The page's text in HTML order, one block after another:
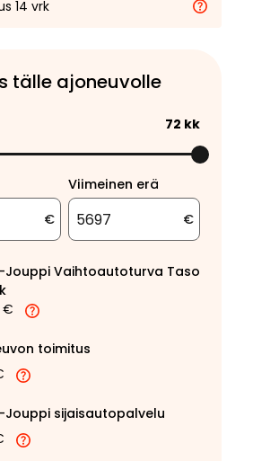
14 vrk
tälle ajoneuvolle
72 kk
€
Viimeinen erä
€
Jouppi Vaihtoautoturva Taso
€
toimitus
Jouppi sijaisautopalvelu